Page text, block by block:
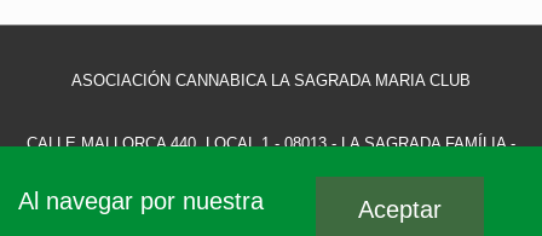
ASOCIACIÓN CANNABICA LA SAGRADA MARIA CLUB
CALLE MALLORCA 440, LOCAL 1 - 08013 - LA SAGRADA FAMÍLIA -
Al navegar por nuestra Aceptar